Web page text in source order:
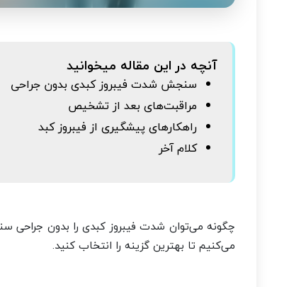
آنچه در این مقاله میخوانید
سنجش شدت فیبروز کبدی بدون جراحی
مراقبت‌های بعد از تشخیص
راهکارهای پیشگیری از فیبروز کبد
کلام آخر
چگونه می‌توان شدت فیبروز کبدی را بدون جراحی
می‌کنیم تا بهترین گزینه را انتخاب کنید.